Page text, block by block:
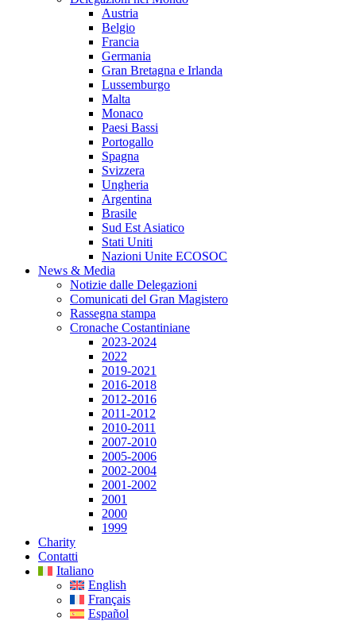
Austria
Belgio
Francia
Germania
Gran Bretagna e Irlanda
Lussemburgo
Malta
Monaco
Paesi Bassi
Portogallo
Spagna
Svizzera
Ungheria
Argentina
Brasile
Sud Est Asiatico
Stati Uniti
Nazioni Unite ECOSOC
News & Media
Notizie dalle Delegazioni
Comunicati del Gran Magistero
Rassegna stampa
Cronache Costantiniane
2023-2024
2022
2019-2021
2016-2018
2012-2016
2011-2012
2010-2011
2007-2010
2005-2006
2002-2004
2001-2002
2001
2000
1999
Charity
Contatti
Italiano
English
Français
Español